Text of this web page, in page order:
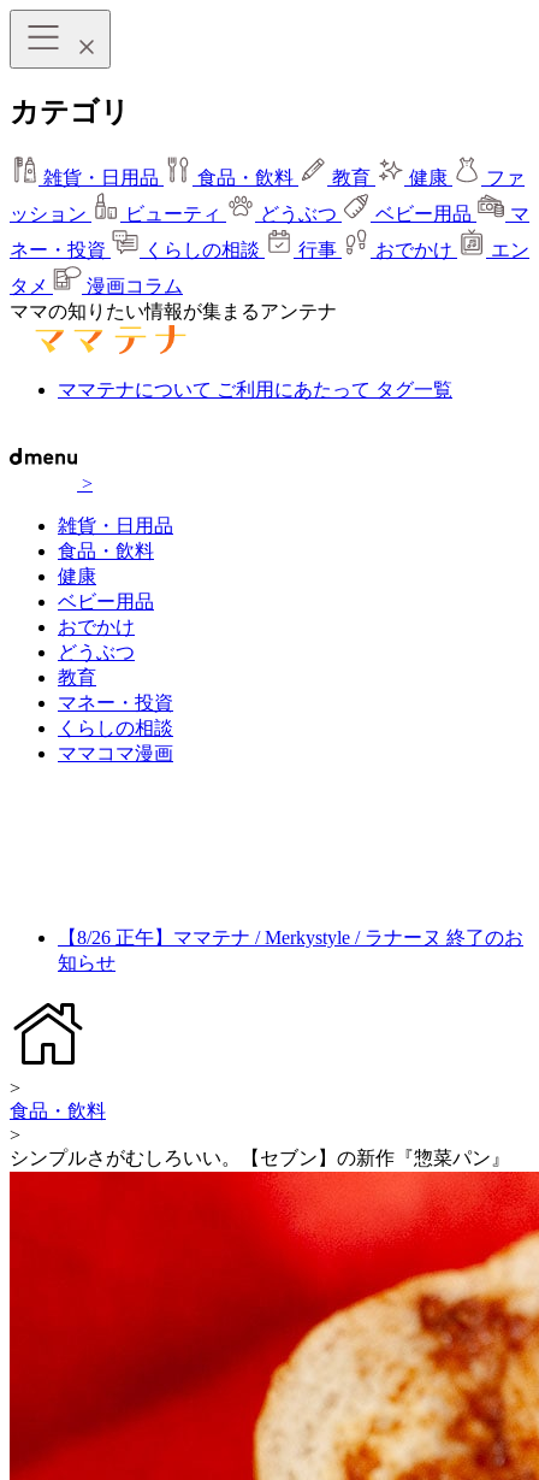
カテゴリ
雑貨・日用品 食品・飲料 教育 健康
ファ
ッション
ビューティ どうぶつ ベビー用品
マ
ネー・投資
くらしの相談 行事 おでかけ
エン
タメ
漫画コラム
ママの知りたい情報が集まるアンテナ
ママテナについて ご利用にあたって タグ一覧
>
雑貨・日用品
食品・飲料
健康
ベビー用品
おでかけ
どうぶつ
教育
マネー・投資
くらしの相談
ママコマ漫画
【8/26 正午】ママテナ / Merkystyle / ラナーヌ 終了のお
知らせ
>
食品・飲料
>
シンプルさがむしろいい。【セブン】の新作『惣菜パン』